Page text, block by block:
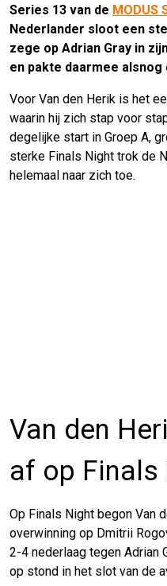
Series 13 van de MODUS
Nederlander sloot een
zege op Adrian Gray in
en pakte daarmee
Voor Van den Herik is het
waarin hij zich stap voor
degelijke start in Groep A,
sterke Finals Night trok de
helemaal naar zich toe.
Van den
af op Finals
Op Finals Night begon Van
overwinning op Dmitrii
2-4 nederlaag tegen Adrian
op stond in het slot van de